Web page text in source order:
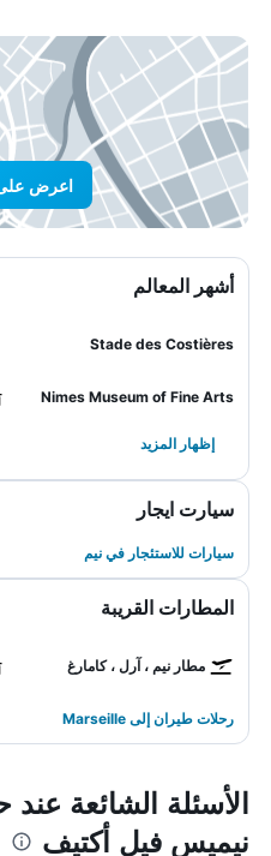
اعرض
أشهر المعالم
Stade des Costières
Nimes Museum of Fine Arts
إظهار المزيد
سيارت ايجار
سيارات للاستئجار في نيم
المطارات القريبة
مطار نيم ، آرل ، كامارغ
رحلات طيران إلى Marseille
الأسئلة الشائعة
نيميس فيل أكتيف